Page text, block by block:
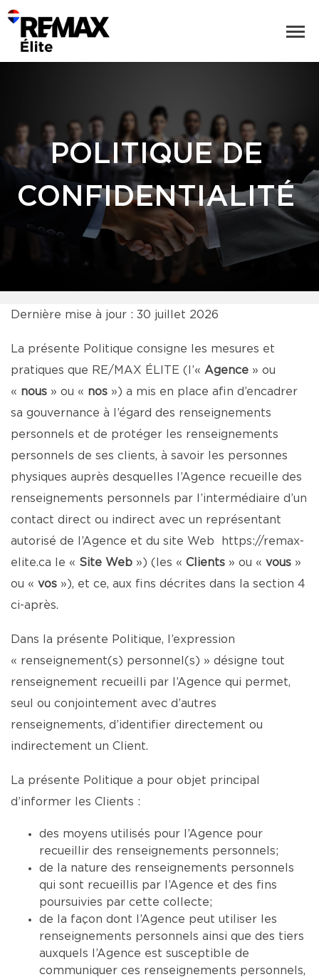
POLITIQUE DE
CONFIDENTIALITÉ
Dernière mise à jour : 30 juillet 2026
La présente Politique consigne les mesures et
pratiques que RE/MAX ÉLITE (l’« Agence » ou
« nous » ou « nos ») a mis en place afin d’encadrer
sa gouvernance à l’égard des renseignements
personnels et de protéger les renseignements
personnels de ses clients, à savoir les personnes
physiques auprès desquelles l’Agence recueille des
renseignements personnels par l’intermédiaire d’un
contact direct ou indirect avec un représentant
autorisé de l’Agence et du site Web
https://remax-
elite.ca le « Site Web ») (les « Clients » ou « vous »
ou « vos »), et ce, aux fins décrites dans la section 4
ci-après.
Dans la présente Politique, l’expression
« renseignement(s) personnel(s) » désigne tout
renseignement recueilli par l’Agence qui permet,
seul ou conjointement avec d’autres
renseignements, d’identifier directement ou
indirectement un Client.
La présente Politique a pour objet principal
d’informer les Clients :
des moyens utilisés pour l’Agence pour
recueillir des renseignements personnels;
de la nature des renseignements personnels
qui sont recueillis par l’Agence et des fins
poursuivies par cette collecte;
de la façon dont l’Agence peut utiliser les
renseignements personnels ainsi que des tiers
auxquels l’Agence est susceptible de
communiquer ces renseignements personnels,